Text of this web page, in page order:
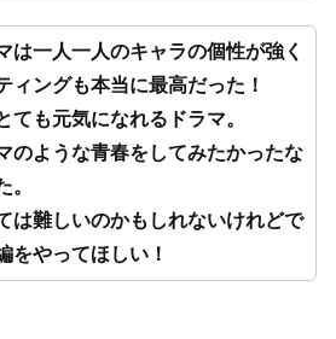
は一人一人のキャラの個性が強く
ィングも本当に最高だった！
ても元気になれるドラマ。
のような青春をしてみたかったな
。
は難しいのかもしれないけれどで
をやってほしい！